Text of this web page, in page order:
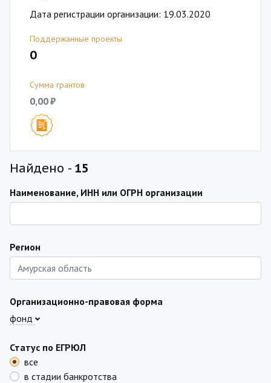
Дата регистрации организации: 19.03.2020
Поддержанные проекты
0
Сумма грантов
0,00 ₽
Найдено - 15
Наименование, ИНН или ОГРН организации
Регион
Организационно-правовая форма
фонд
Статус по ЕГРЮЛ
все
в стадии банкротства